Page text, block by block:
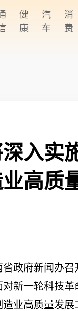
健
康
汽
车
消
费
入实
高质
政府新闻办
新一轮科技
业高质量发